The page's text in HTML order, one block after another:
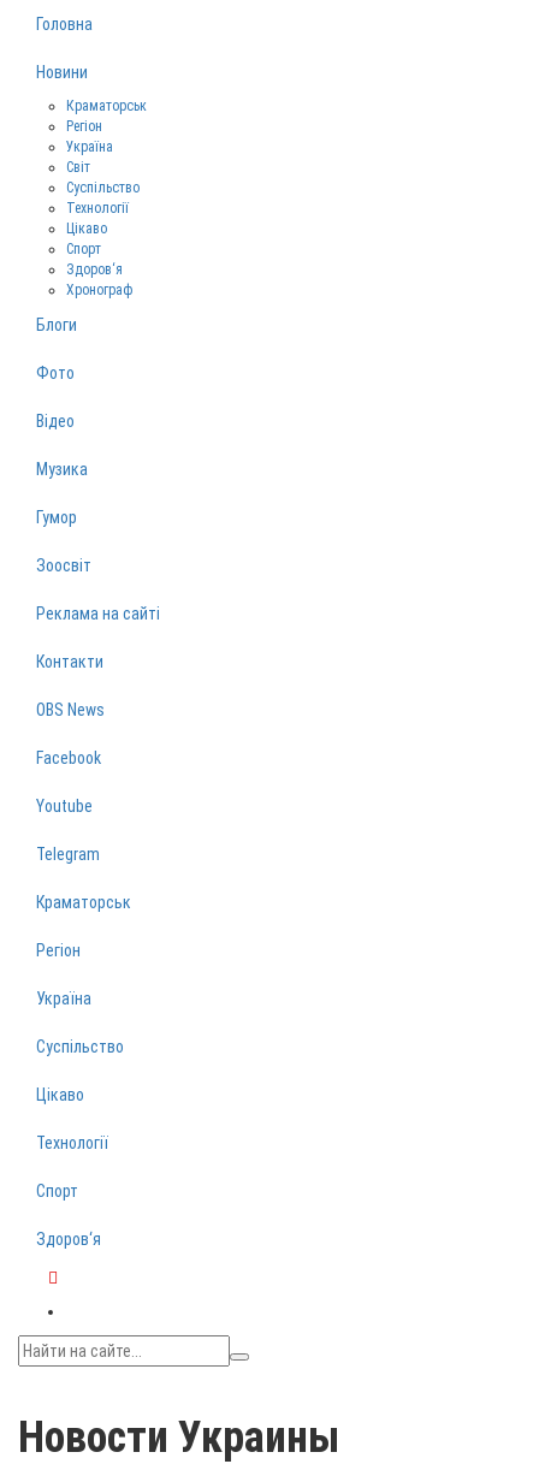
Головна
Новини
Краматорськ
Регіон
Україна
Світ
Суспільство
Технології
Цікаво
Спорт
Здоров‘я
Хронограф
Блоги
Фото
Відео
Музика
Гумор
Зоосвіт
Реклама на сайті
Контакти
OBS News
Facebook
Youtube
Telegram
Краматорськ
Регіон
Україна
Суспільство
Цікаво
Технології
Спорт
Здоров‘я
Новости Украины